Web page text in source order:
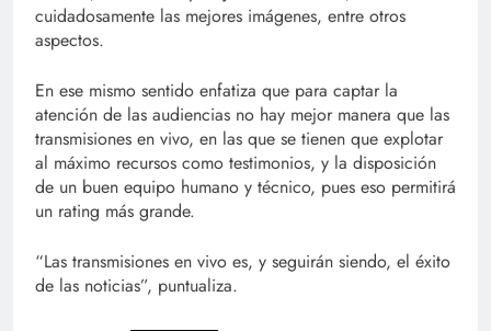
cuidadosamente las mejores imágenes, entre otros
aspectos.
En ese mismo sentido enfatiza que para captar la
atención de las audiencias no hay mejor manera que las
transmisiones en vivo, en las que se tienen que explotar
al máximo recursos como testimonios, y la disposición
de un buen equipo humano y técnico, pues eso permitirá
un rating más grande.
“Las transmisiones en vivo es, y seguirán siendo, el éxito
de las noticias”, puntualiza.